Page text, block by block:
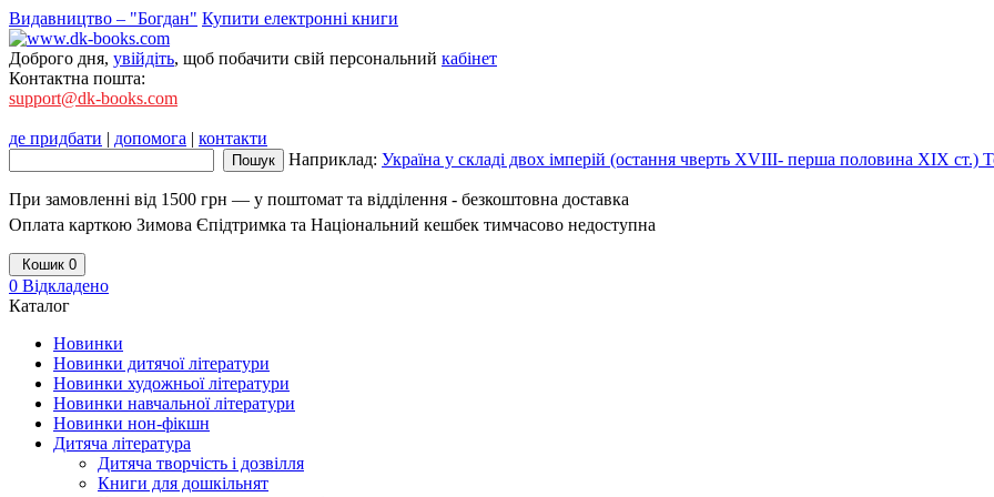
Видавництво – "Богдан" Купити електронні книги
Доброго дня, увійдіть, щоб побачити свій персональний кабінет
Контактна пошта:
support@dk-books.com
де придбати | допомога | контакти
Наприклад: Україна у складі двох імперій (остання чверть XVIII- перша половина ХІХ ст.)
При замовленні від 1500 грн — у поштомат та відділення - безкоштовна доставка
Оплата карткою Зимова Єпідтримка та Національний кешбек тимчасово недоступна
Кошик 0
0 Відкладено
Каталог
Новинки
Новинки дитячої літератури
Новинки художньої літератури
Новинки навчальної літератури
Новинки нон-фікшн
Дитяча література
Дитяча творчість і дозвілля
Книги для дошкільнят